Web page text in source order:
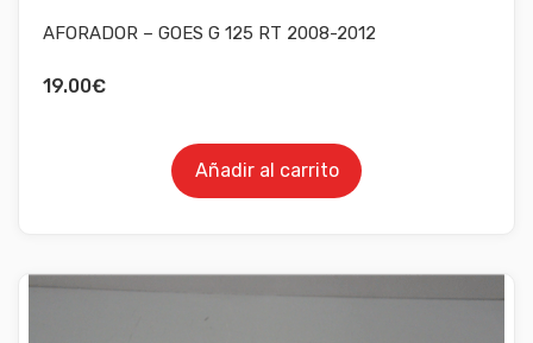
AFORADOR – GOES G 125 RT 2008-2012
19.00€
Añadir al carrito